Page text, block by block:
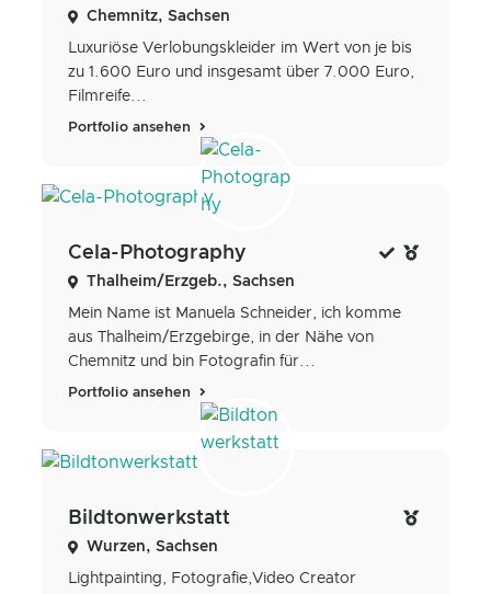
Chemnitz, Sachsen
Luxuriöse Verlobungskleider im Wert von je bis
zu 1.600 Euro und insgesamt über 7.000 Euro,
Filmreife...
Portfolio ansehen
Cela-Photography
Thalheim/Erzgeb., Sachsen
Mein Name ist Manuela Schneider, ich komme
aus Thalheim/Erzgebirge, in der Nähe von
Chemnitz und bin Fotografin für...
Portfolio ansehen
Bildtonwerkstatt
Wurzen, Sachsen
Lightpainting, Fotografie,Video Creator